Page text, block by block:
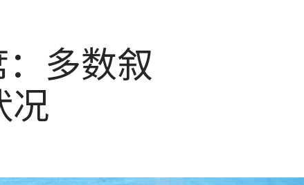
多数叙
况